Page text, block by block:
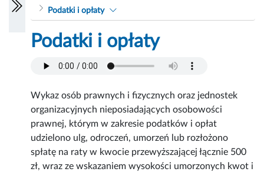
Podatki i opłaty
Podatki i opłaty
Wykaz osób prawnych i fizycznych oraz jednostek
organizacyjnych nieposiadających osobowości
prawnej, którym w zakresie podatków i opłat
udzielono ulg, odroczeń, umorzeń lub rozłożono
spłatę na raty w kwocie przewyższającej łącznie 500
zł, wraz ze wskazaniem wysokości umorzonych kwot i